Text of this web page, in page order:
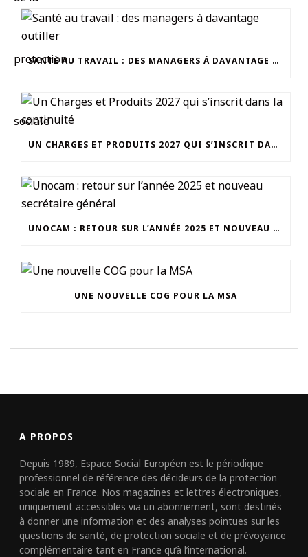
SANTÉ AU TRAVAIL : DES MANAGERS À DAVANTAGE OUTILLER
UN CHARGES ET PRODUITS 2027 QUI S’INSCRIT DANS LA CONTINUITÉ
UNOCAM : RETOUR SUR L’ANNÉE 2025 ET NOUVEAU SECRÉTAIRE GÉNÉRAL
UNE NOUVELLE COG POUR LA MSA
A PROPOS
Depuis 1989, Espace Social Européen est le périodique
professionnel de référence des décideurs de la protection
sociale en France. Nos magazines et lettres électroniques,
uniquement accessibles via un abonnement, sont destinés
à donner une information et des analyses pointues sur les
questions de santé, de protection sociale et de prévoyance
complémentaire tant en France qu’à l’international.